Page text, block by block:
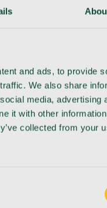
and ads, to provide
We also share
media, advertising
it with other
collected from your